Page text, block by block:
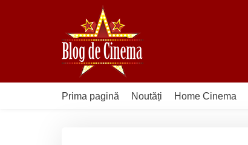
Prima pagină Noutăți Home Cinema